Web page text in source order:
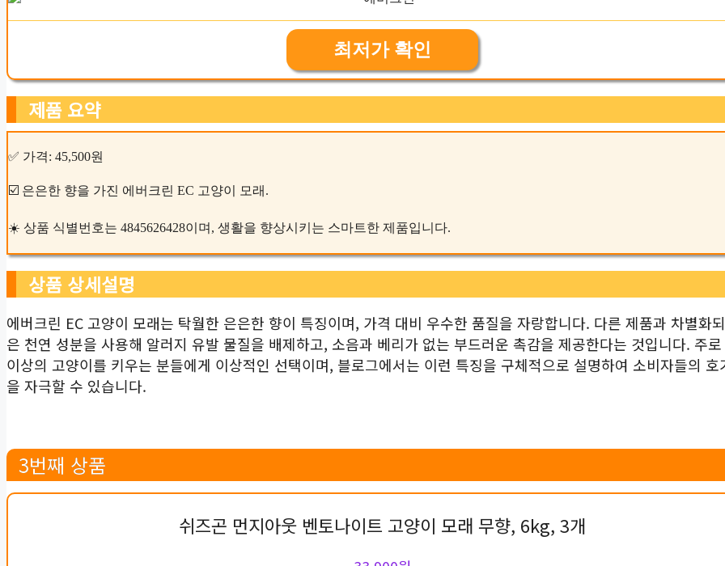
최저가 확인
제품 요약
✅ 가격: 45,500원
☑️ 은은한 향을 가진 에버크린 EC 고양이 모래.
☀️ 상품 식별번호는 4845626428이며, 생활을 향상시키는 스마트한 제품입니다.
상품 상세설명
에버크린 EC 고양이 모래는 탁월한 은은한 향이 특징이며, 가격 대비 우수한 품질을 자랑합니다. 다른 제품과 차별화
은 천연 성분을 사용해 알러지 유발 물질을 배제하고, 소음과 베리가 없는 부드러운 촉감을 제공한다는 것입니다. 주
이상의 고양이를 키우는 분들에게 이상적인 선택이며, 블로그에서는 이런 특징을 구체적으로 설명하여 소비자들의 호
을 자극할 수 있습니다.
3번째 상품
쉬즈곤 먼지아웃 벤토나이트 고양이 모래 무향, 6kg, 3개